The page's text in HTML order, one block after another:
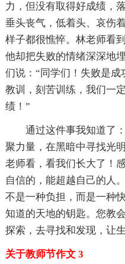
力，但没有取得好成绩，
垂头丧气，低着头、哀伤
样子都很憔悴。林老师看
他却把失败的情绪深深地
们说：“同学们！失败是
教训，刻苦训练，我们一
绩！”
通过这件事我知道了：
聚力量，在黑暗中寻找光
老师看，看我们长大了！
自信的，能超越自己的人
不是一种负担，而是一种
知道的天地的钥匙。您教
探索，去寻找和发现，让
关于教师节作文 3